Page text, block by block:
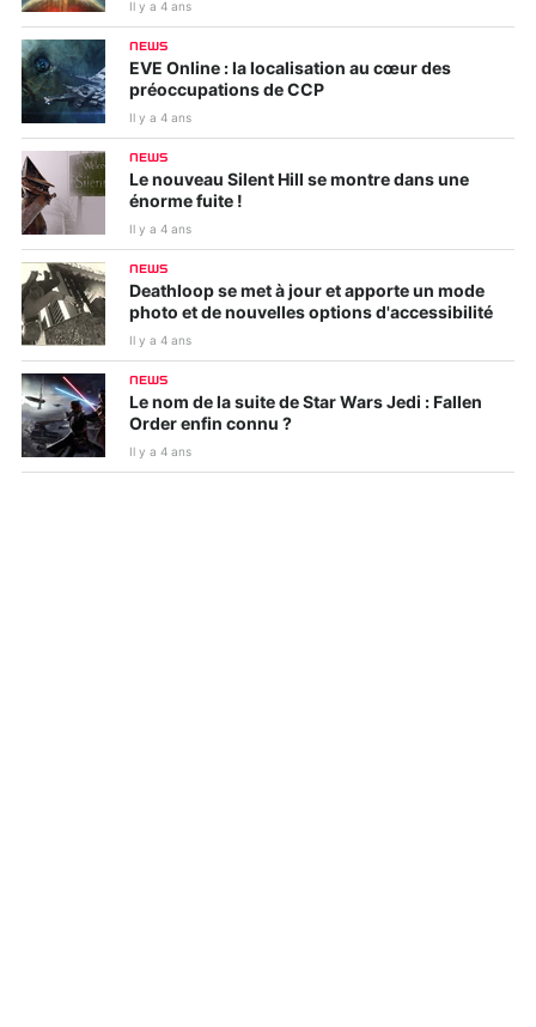
Il y a 4 ans
NEWS
EVE Online : la localisation au cœur des
préoccupations de CCP
Il y a 4 ans
NEWS
Le nouveau Silent Hill se montre dans une
énorme fuite !
Il y a 4 ans
NEWS
Deathloop se met à jour et apporte un mode
photo et de nouvelles options d'accessibilité
Il y a 4 ans
NEWS
Le nom de la suite de Star Wars Jedi : Fallen
Order enfin connu ?
Il y a 4 ans